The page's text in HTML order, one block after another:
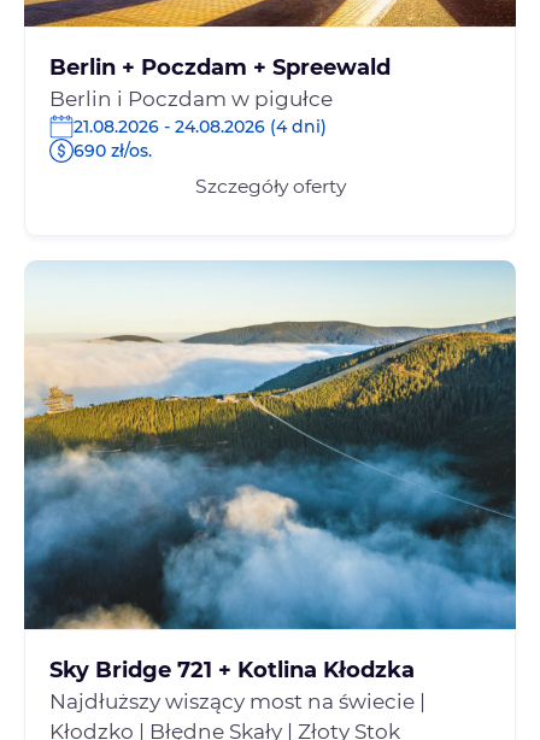
Berlin + Poczdam + Spreewald
Berlin i Poczdam w pigułce
21.08.2026 - 24.08.2026 (4 dni)
690 zł/os.
Szczegóły oferty
Sky Bridge 721 + Kotlina Kłodzka
Najdłuższy wiszący most na świecie |
Kłodzko | Błędne Skały | Złoty Stok